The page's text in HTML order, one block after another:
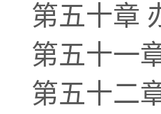
第五十章
第五十一
第五十二